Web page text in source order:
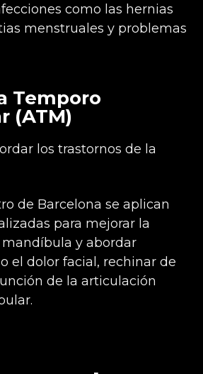
como las hernias
menstruales y problemas
Temporo
(ATM)
los trastornos de la
de Barcelona se aplican
para mejorar la
y abordar
el dolor facial, rechinar de
de la articulación